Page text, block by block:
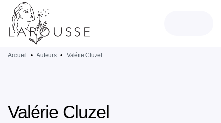
MENU
PIED DE PAGE
Accueil • Auteurs • Valérie Cluzel
Valérie Cluzel